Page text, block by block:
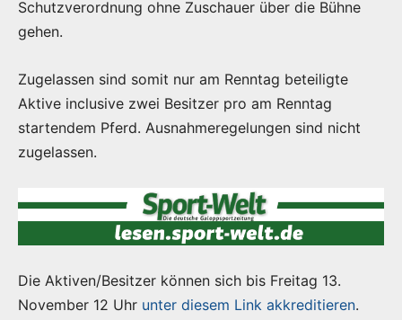
Schutzverordnung ohne Zuschauer über die Bühne
gehen.
Zugelassen sind somit nur am Renntag beteiligte
Aktive inclusive zwei Besitzer pro am Renntag
startendem Pferd. Ausnahmeregelungen sind nicht
zugelassen.
Die Aktiven/Besitzer können sich bis Freitag 13.
November 12 Uhr unter diesem Link akkreditieren.